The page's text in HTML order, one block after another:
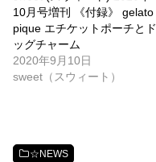
10月号増刊 《付録》 gelato
pique エチケットポーチとド
ッグチャーム
2020年9月10日
sweet（スウィート）
☆NEWS